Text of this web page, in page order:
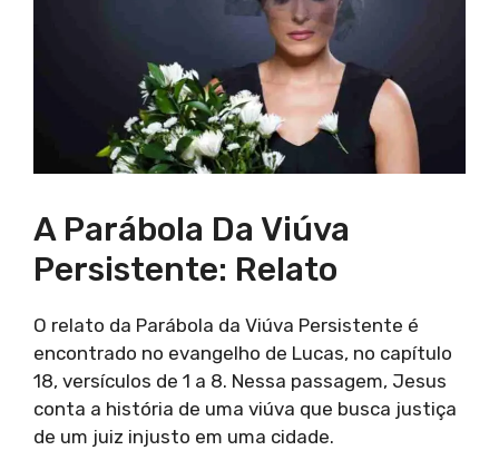
A Parábola Da Viúva
Persistente: Relato
O relato da Parábola da Viúva Persistente é
encontrado no evangelho de Lucas, no capítulo
18, versículos de 1 a 8. Nessa passagem, Jesus
conta a história de uma viúva que busca justiça
de um juiz injusto em uma cidade.